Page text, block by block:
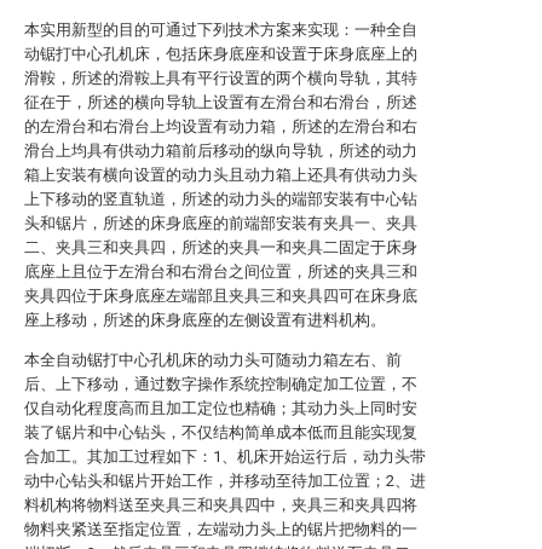
本实用新型的目的可通过下列技术方案来实现：一种全自
动锯打中心孔机床，包括床身底座和设置于床身底座上的
滑鞍，所述的滑鞍上具有平行设置的两个横向导轨，其特
征在于，所述的横向导轨上设置有左滑台和右滑台，所述
的左滑台和右滑台上均设置有动力箱，所述的左滑台和右
滑台上均具有供动力箱前后移动的纵向导轨，所述的动力
箱上安装有横向设置的动力头且动力箱上还具有供动力头
上下移动的竖直轨道，所述的动力头的端部安装有中心钻
头和锯片，所述的床身底座的前端部安装有夹具一、夹具
二、夹具三和夹具四，所述的夹具一和夹具二固定于床身
底座上且位于左滑台和右滑台之间位置，所述的夹具三和
夹具四位于床身底座左端部且夹具三和夹具四可在床身底
座上移动，所述的床身底座的左侧设置有进料机构。
本全自动锯打中心孔机床的动力头可随动力箱左右、前
后、上下移动，通过数字操作系统控制确定加工位置，不
仅自动化程度高而且加工定位也精确；其动力头上同时安
装了锯片和中心钻头，不仅结构简单成本低而且能实现复
合加工。其加工过程如下：1、机床开始运行后，动力头带
动中心钻头和锯片开始工作，并移动至待加工位置；2、进
料机构将物料送至夹具三和夹具四中，夹具三和夹具四将
物料夹紧送至指定位置，左端动力头上的锯片把物料的一